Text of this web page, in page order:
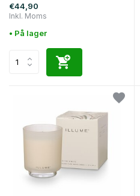
€44,90
Inkl. Moms
• På lager